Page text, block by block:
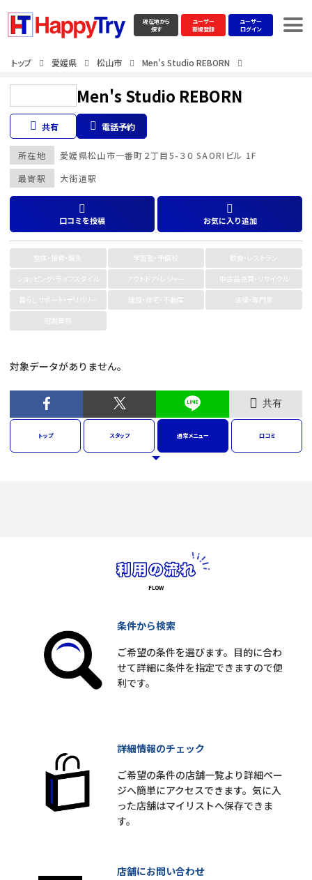
現在地から
探す
ユーザー
新規登録
ユーザー
ログイン
トップ 愛媛県 松山市 Men's Studio REBORN
Men's Studio REBORN
共有 電話予約
最寄駅 大街道駅
所在地 愛媛県松山市一番町２丁目5-３０ SAORIビル 1F
口コミを投稿 お気に入り追加
整体・接骨・鍼灸 学習塾・予備校
飲食・レストラン
ショッピング・ライフスタイル
アウトドア・レジャー
中古品売買・リサイクル
暮らしサポート・デリバリー
建設・住宅・不動産
法律・専門家
冠婚葬祭
対象データがありません。
共有
トップ スタッフ 通常メニュー 口コミ
条件から検索
ご希望の条件を選びます。目的に合わ
せて詳細に条件を指定できますので便
利です。
詳細情報のチェック
ご希望の条件の店舗一覧より詳細ペー
ジへ簡単にアクセスできます。気に入
った店舗はマイリストへ保存できま
す。
店舗にお問い合わせ